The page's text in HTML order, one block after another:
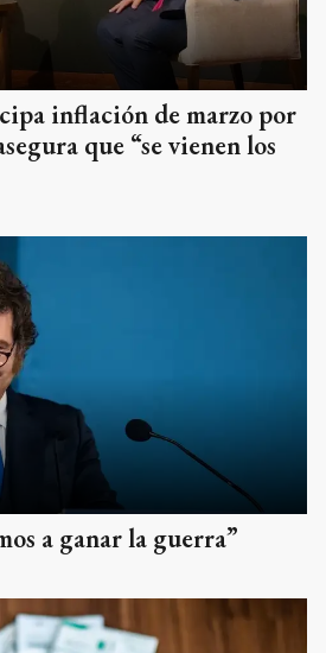
inflación de marzo por
que “se vienen los
a ganar la guerra”